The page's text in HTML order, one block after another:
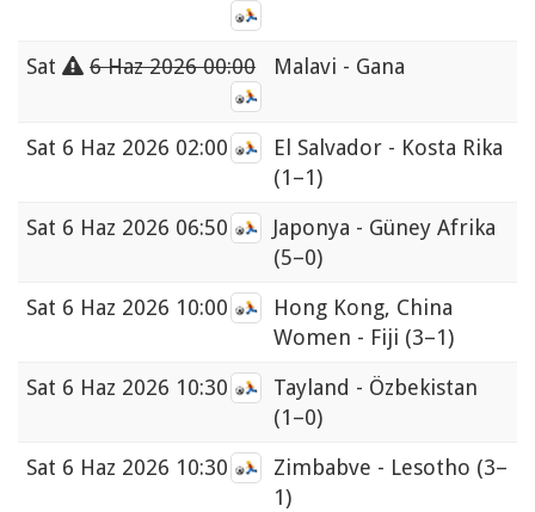
Sat 6 Haz 2026 00:00 Malavi - Gana
Sat 6 Haz 2026 02:00
El Salvador - Kosta Rika
(1–1)
Sat 6 Haz 2026 06:50
Japonya - Güney Afrika
(5–0)
Sat 6 Haz 2026 10:00
Hong Kong, China
Women - Fiji (3–1)
Sat 6 Haz 2026 10:30
Tayland - Özbekistan
(1–0)
Sat 6 Haz 2026 10:30 Zimbabve - Lesotho (3–
1)